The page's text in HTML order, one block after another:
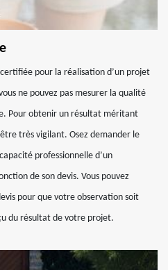
pour la réalisation d’un projet
ne pouvez pas mesurer la qualité
Pour obtenir un résultat méritant
très vigilant. Osez demander le
professionnelle d’un
de son devis. Vous pouvez
pour que votre observation soit
du résultat de votre projet.